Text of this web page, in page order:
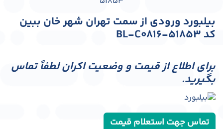
بیلبورد ورودی از سمت تهران شهر خان ببین
کد BL-C0816-51853
برای اطلاع از قیمت و وضعیت اکران لطفاً تماس
بگیرید.
تماس جهت استعلام قیمت